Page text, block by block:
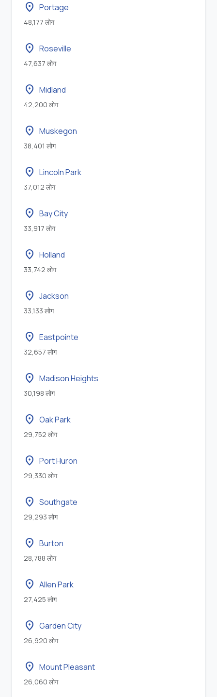
location_on Portage
48,177 लोग
location_on Roseville
47,637 लोग
location_on Midland
42,200 लोग
location_on Muskegon
38,401 लोग
location_on Lincoln Park
37,012 लोग
location_on Bay City
33,917 लोग
location_on Holland
33,742 लोग
location_on Jackson
33,133 लोग
location_on Eastpointe
32,657 लोग
location_on Madison Heights
30,198 लोग
location_on Oak Park
29,752 लोग
location_on Port Huron
29,330 लोग
location_on Southgate
29,293 लोग
location_on Burton
28,788 लोग
location_on Allen Park
27,425 लोग
location_on Garden City
26,920 लोग
location_on Mount Pleasant
26,060 लोग